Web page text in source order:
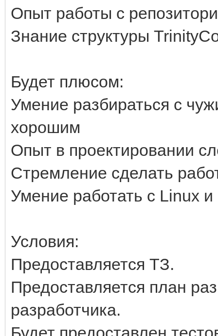
Опыт работы с
Знание структуры
Будет плюсом:
Умение разбираться с
хорошим
Опыт в проектировании
Стремление сделать
Умение работать с Linux
Условия:
Предоставляется ТЗ.
Предоставляется план
разработчика.